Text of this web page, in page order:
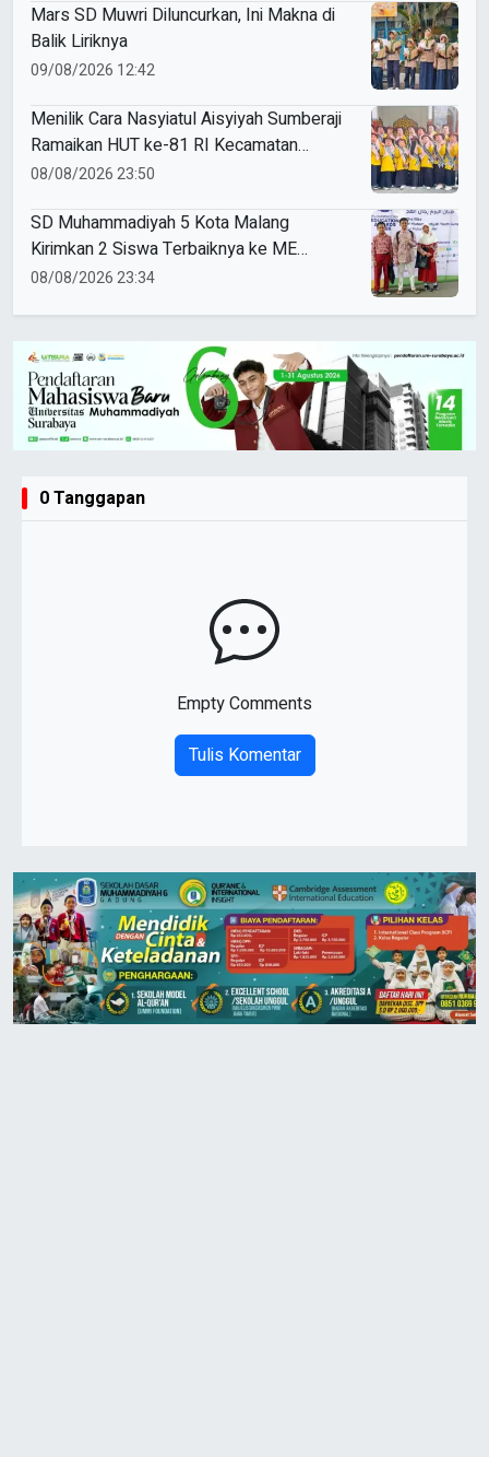
Mars SD Muwri Diluncurkan, Ini Makna di
Balik Liriknya
09/08/2026 12:42
Menilik Cara Nasyiatul Aisyiyah Sumberaji
Ramaikan HUT ke-81 RI Kecamatan
Sukodadi
08/08/2026 23:50
SD Muhammadiyah 5 Kota Malang
Kirimkan 2 Siswa Terbaiknya ke ME
Award 2026
08/08/2026 23:34
0 Tanggapan
Empty Comments
Tulis Komentar